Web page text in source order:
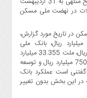
ریال تسهیلات در نهضت ملی مسکن
در تاریخ مورد گزارش،
601.135 میلیارد ریال، بانک سپه 12.941 میلیارد ریال، بانک ملی
15.360 میلیارد ریال، تجارت، 18.288 میلیارد ریال، ملت 33.355 میلیارد
ریال، صادرات 48 میلیارد ریال، صنعت و معدن 750 میلیارد ریال و توسعه
بوده است. گفتنی است عملکرد بانک
این بخش بدون تغییر